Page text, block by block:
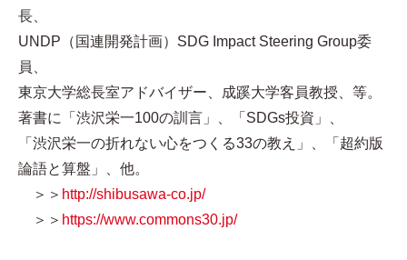
長、
UNDP（国連開発計画）SDG Impact Steering Group委
員、
東京大学総長室アドバイザー、成蹊大学客員教授、等。
著書に「渋沢栄一100の訓言」、「SDGs投資」、
「渋沢栄一の折れない心をつくる33の教え」、「超約版
論語と算盤」、他。
＞＞ http://shibusawa-co.jp/
＞＞ https://www.commons30.jp/